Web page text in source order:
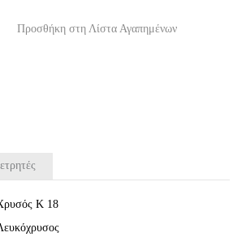
Προσθήκη στη Λίστα Αγαπημένων
Κ 18